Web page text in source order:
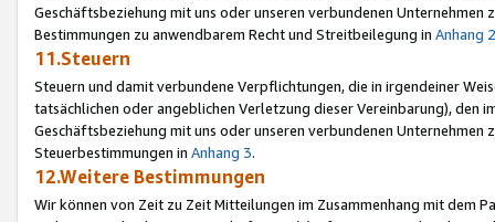
Geschäftsbeziehung mit uns oder unseren verbundenen
Bestimmungen zu anwendbarem Recht und Streitbeilegung in Anhang 2
11.Steuern
Steuern und damit verbundene Verpflichtungen, die in irgendeiner
tatsächlichen oder angeblichen Verletzung dieser Vereinbarung), den
Geschäftsbeziehung mit uns oder unseren verbundenen
Steuerbestimmungen in Anhang 3.
12.Weitere Bestimmungen
Wir können von Zeit zu Zeit Mitteilungen im Zusammenhang mit dem